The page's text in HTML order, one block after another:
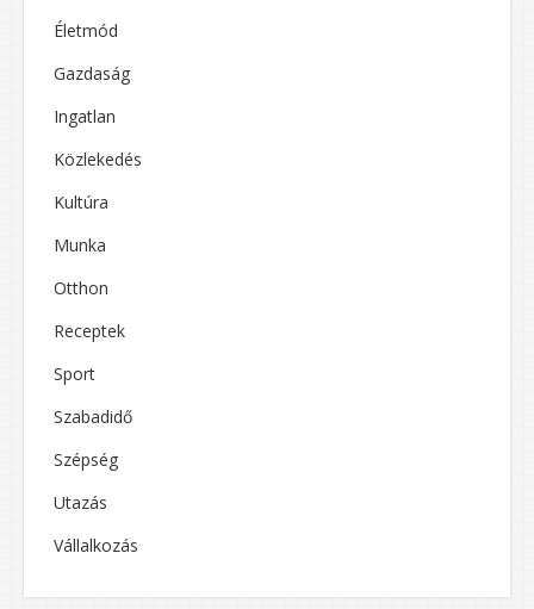
Életmód
Gazdaság
Ingatlan
Közlekedés
Kultúra
Munka
Otthon
Receptek
Sport
Szabadidő
Szépség
Utazás
Vállalkozás